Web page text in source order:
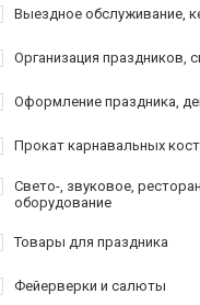
Выездное обслуживание,
Организация праздников,
Оформление праздника,
Прокат карнавальных
Свето-, звуковое,
оборудование
Товары для праздника
Фейерверки и салюты